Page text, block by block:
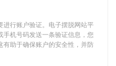
行账户验证。电子摆脱网站平
机号码发送一条验证信息，您
有助于确保账户的安全性，并防